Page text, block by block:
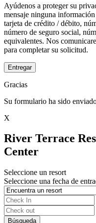
Ayúdenos a proteger su
mensaje ninguna
tarjeta de crédito / débito,
número de seguro social,
equivalentes. Nos
para completar su solicitud.
Entregar
Gracias
Su formulario ha sido
X
River Terrace
Center
Seleccione un resort
Seleccione una fecha de